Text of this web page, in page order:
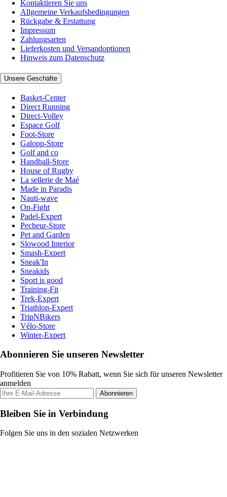
Kontaktieren Sie uns
Allgemeine Verkaufsbedingungen
Rückgabe & Erstattung
Impressum
Zahlungsarten
Lieferkosten und Versandoptionen
Hinweis zum Datenschutz
Unsere Geschäfte
Basket-Center
Direct Running
Direct-Volley
Espace Golf
Foot-Store
Galopp-Store
Golf and co
Handball-Store
House of Rugby
La sellerie de Maé
Made in Paradis
Nauti-wave
On-Fight
Padel-Expert
Pecheur-Store
Pet and Garden
Slowood Interior
Smash-Expert
Sneak'In
Sneakids
Sport is good
Training-Fit
Trek-Expert
Triathlon-Expert
TripNBikers
Vélo-Store
Winter-Expert
Abonnieren Sie unseren Newsletter
Profitieren Sie von 10% Rabatt, wenn Sie sich für unseren Newsletter
anmelden
Abonnieren
Bleiben Sie in Verbindung
Folgen Sie uns in den sozialen Netzwerken